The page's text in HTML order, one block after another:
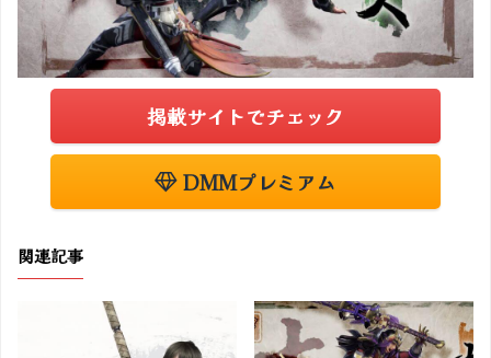
掲載サイトでチェック
DMMプレミアム
関連記事